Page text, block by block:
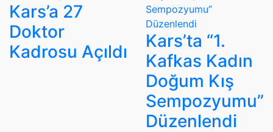
Kars’a 27
Doktor
Kadrosu Açıldı
Kars’ta “1.
Kafkas Kadın
Doğum Kış
Sempozyumu”
Düzenlendi